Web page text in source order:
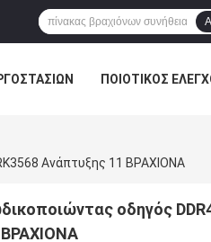
ΠΟΙΟΤΙΚΌΣ
Ανάπτυξης 11 ΒΡΑΧΙΟΝΑ
οδηγός
ΒΡΑΧΙΟΝΑ